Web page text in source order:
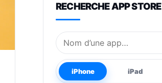
RECHERCHE APP STORE
Nom de l’application
iPhone iPad